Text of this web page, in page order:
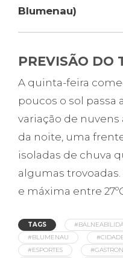
Blumenau)
PREVISÃO DO
A quinta-feira
poucos o sol
variação de
da noite, uma
isoladas de chuva
algumas trovoadas.
e máxima entre
TAGS
#BLUMENAU
#ESPORTES